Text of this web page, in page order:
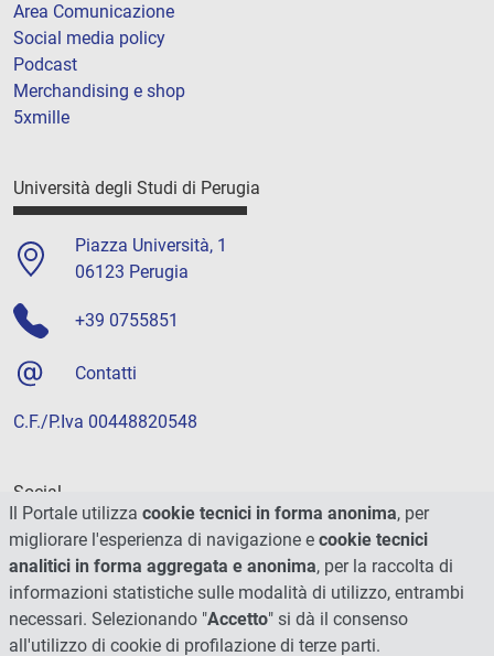
Area Comunicazione
Social media policy
Podcast
Merchandising e shop
5xmille
Università degli Studi di Perugia
Piazza Università, 1
06123 Perugia
+39 0755851
Contatti
C.F./P.Iva 00448820548
Social
Il Portale utilizza cookie tecnici in forma anonima, per
migliorare l'esperienza di navigazione e cookie tecnici
analitici in forma aggregata e anonima, per la raccolta di
informazioni statistiche sulle modalità di utilizzo, entrambi
necessari. Selezionando "Accetto" si dà il consenso
all'utilizzo di cookie di profilazione di terze parti.